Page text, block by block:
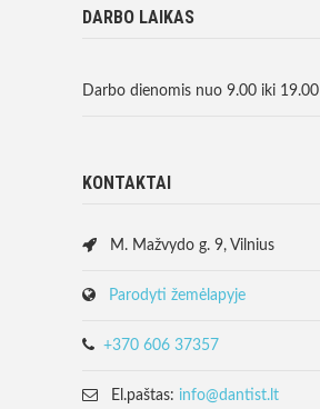
DARBO LAIKAS
Darbo dienomis nuo 9.00 iki 19.00
KONTAKTAI
M. Mažvydo g. 9, Vilnius
Parodyti žemėlapyje
+370 606 37357
El.paštas: info@dantist.lt